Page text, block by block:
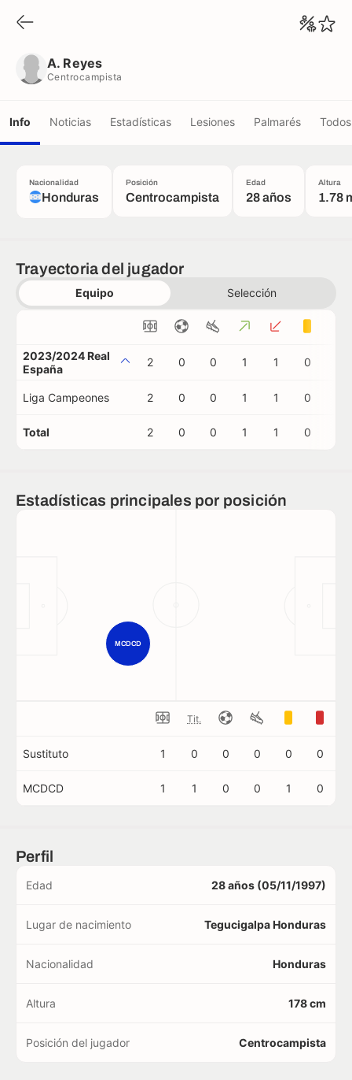
A. Reyes
Centrocampista
Info Noticias Estadísticas Lesiones Palmarés
Nacionalidad
Honduras
Posición
Centrocampista
Edad
28 años
Altura
1.78
Trayectoria del jugador
Equipo Selección
2023/2024 Real
España
2 0 0 1 1 0
Liga Campeones 2 0 0 1 1 0
Total 2 0 0 1 1 0
Estadísticas principales por posición
MCDCD
Tit.
Sustituto 1 0 0 0 0 0
MCDCD 1 1 0 0 1 0
Perfil
Edad 28 años (05/11/1997)
Lugar de nacimiento Tegucigalpa Honduras
Nacionalidad Honduras
Altura 178 cm
Posición del jugador Centrocampista